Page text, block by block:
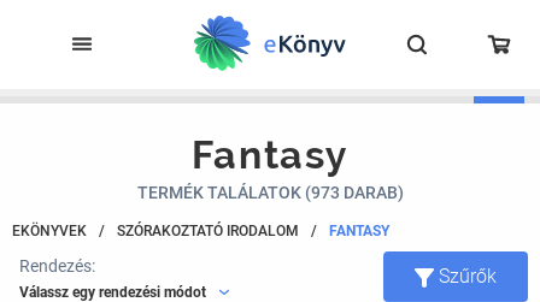
Fantasy
TERMÉK TALÁLATOK (973 DARAB)
EKÖNYVEK / SZÓRAKOZTATÓ IRODALOM / FANTASY
Rendezés:
Válassz egy rendezési módot
Szűrők